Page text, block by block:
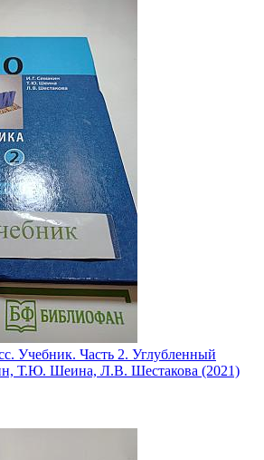
Учебник. Часть 2. Углубленный
Т.Ю. Шеина, Л.В. Шестакова (2021)